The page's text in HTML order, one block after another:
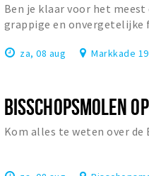
Ben je klaar voor het
grappige en onvergetelijke
za, 08 aug Markkade
Kom alles te weten over de